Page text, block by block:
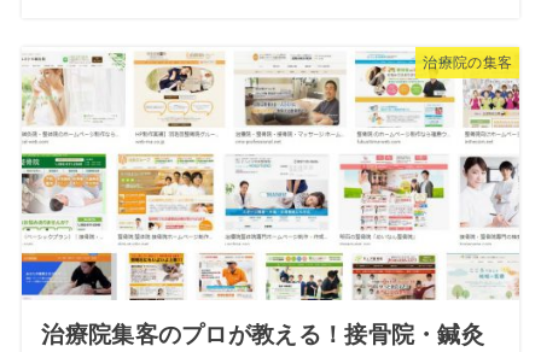
治療院の集客
治療院集客のプロが教える！接骨院・鍼灸